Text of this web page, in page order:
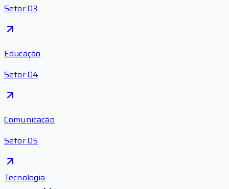
Setor 03
Educação
Setor 04
Comunicação
Setor 05
Tecnologia